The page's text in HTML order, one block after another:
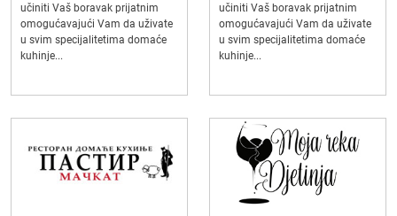
učiniti Vaš boravak prijatnim
omogućavajući Vam da uživate
u svim specijalitetima domaće
kuhinje...
učiniti Vaš boravak prijatnim
omogućavajući Vam da uživate
u svim specijalitetima domaće
kuhinje...